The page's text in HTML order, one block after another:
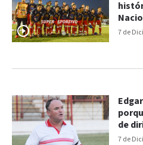
7 de
7 de
de